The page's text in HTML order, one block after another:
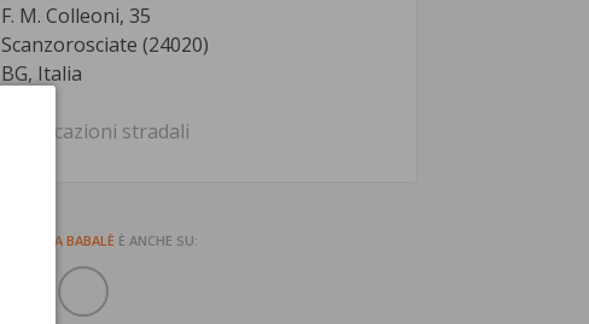
F. M. Colleoni, 35
Scanzorosciate (24020)
BG, Italia
Indicazioni stradali
TAVERNA BABALÈ È ANCHE SU: